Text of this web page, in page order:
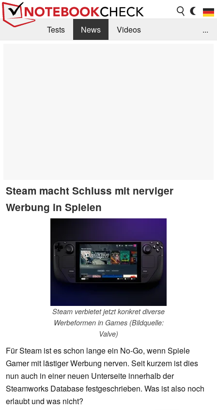
Tests News
Videos
...
Steam macht Schluss mit nerviger
Werbung in Spielen
Steam verbietet jetzt konkret diverse
Werbeformen in Games (Bildquelle:
Valve)
Für Steam ist es schon lange ein No-Go, wenn Spiele
Gamer mit lästiger Werbung nerven. Seit kurzem ist dies
nun auch in einer neuen Unterseite innerhalb der
Steamworks Database festgeschrieben. Was ist also noch
erlaubt und was nicht?